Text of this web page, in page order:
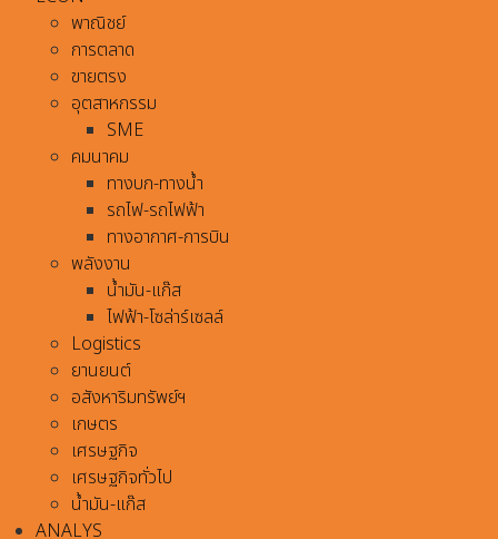
พาณิชย์
การตลาด
ขายตรง
อุตสาหกรรม
SME
คมนาคม
ทางบก-ทางน้ำ
รถไฟ-รถไฟฟ้า
ทางอากาศ-การบิน
พลังงาน
น้ำมัน-แก๊ส
ไฟฟ้า-โซล่าร์เซลล์
Logistics
ยานยนต์
อสังหาริมทรัพย์ฯ
เกษตร
เศรษฐกิจ
เศรษฐกิจทั่วไป
น้ำมัน-แก๊ส
ANALYS